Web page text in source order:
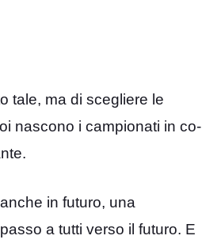
tale, ma di scegliere le
nascono i campionati in co-
in futuro, una
a tutti verso il futuro. E